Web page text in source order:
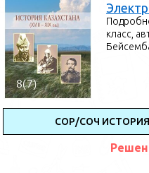
класс,
СОР/СОЧ